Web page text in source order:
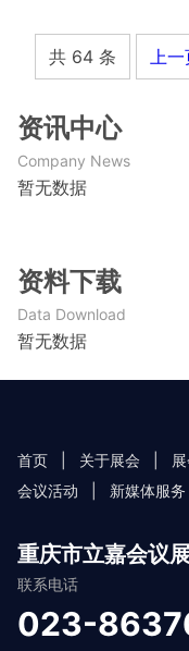
共 64 条 上
资讯中心
Company News
暂无数据
资料下载
Data Download
暂无数据
首页 关于展会
会议活动
新媒体服务
重庆市立嘉会议
联系电话
023-